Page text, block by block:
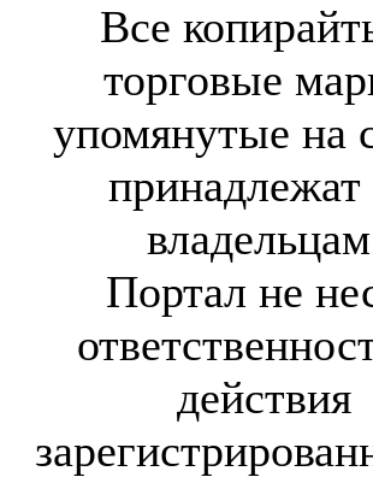
Все
торговые
упомянутые на
принадлежат
Портал не
действия